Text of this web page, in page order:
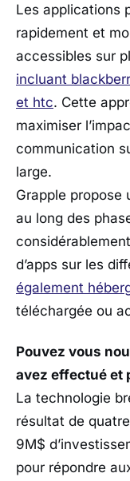
Les applications
rapidement et
accessibles sur
incluant
et htc. Cette
maximiser
communication
large.
Grapple propose
au long des
d’apps sur les
également
téléchargée ou
Pouvez vous
avez effectué et
La technologie
résultat de
9M$
pour répondre